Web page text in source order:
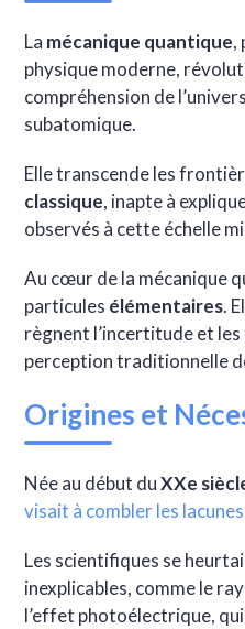
La mécanique quantique,
physique moderne,
compréhension de
subatomique.
Elle transcende les
classique, inapte à
observés à cette échelle
Au cœur de la mécanique
particules élémentaires.
règnent l’incertitude et
perception traditionnelle
Origines et
Née au début duXXe
visait à combler les
Les scientifiques se
inexplicables, comme le
l’effet photoélectrique,